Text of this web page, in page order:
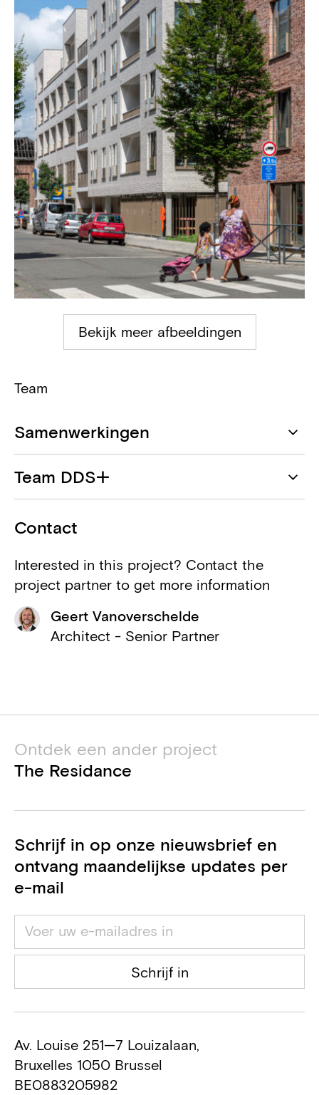
Bekijk meer afbeeldingen
Team
Samenwerkingen
Bouwheer
Landschap
BM Engineering
Ingenieur stabiliteit, ingenieur
tecnieken
Bureau De Fonseca
Veiligheids- en
Studiebureau Energie
Duurzaamheid
Team DDS+
Mariella Selleslagh
Baudouin de Villenfagne
Contact
Interested in this project? Contact the
project partner to get more information
Geert Vanoverschelde
Architect - Senior Partner
Ontdek een ander project
The Residance
Schrijf in op onze nieuwsbrief en
ontvang maandelijkse updates per
e-mail
Schrijf in
Av. Louise 251—7 Louizalaan,
Bruxelles 1050 Brussel
BE0883205982